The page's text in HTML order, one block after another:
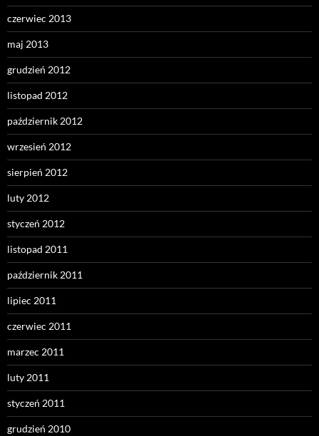
czerwiec 2013
maj 2013
grudzień 2012
listopad 2012
październik 2012
wrzesień 2012
sierpień 2012
luty 2012
styczeń 2012
listopad 2011
październik 2011
lipiec 2011
czerwiec 2011
marzec 2011
luty 2011
styczeń 2011
grudzień 2010